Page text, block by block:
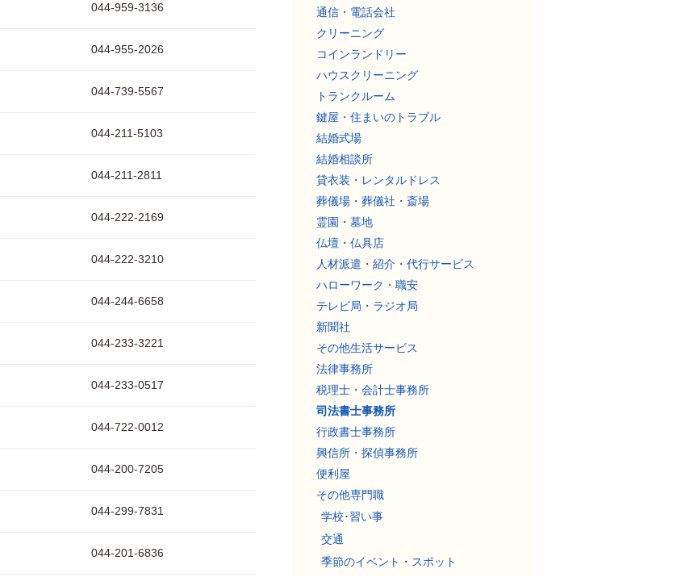
044-959-3136
044-955-2026
044-739-5567
044-211-5103
044-211-2811
044-222-2169
044-222-3210
044-244-6658
044-233-3221
044-233-0517
044-722-0012
044-200-7205
044-299-7831
044-201-6836
通信・電話会社
クリーニング
コインランドリー
ハウスクリーニング
トランクルーム
鍵屋・住まいのトラブル
結婚式場
結婚相談所
貸衣装・レンタルドレス
葬儀場・葬儀社・斎場
霊園・墓地
仏壇・仏具店
人材派遣・紹介・代行サービス
ハローワーク・職安
テレビ局・ラジオ局
新聞社
その他生活サービス
法律事務所
税理士・会計士事務所
司法書士事務所
行政書士事務所
興信所・探偵事務所
便利屋
その他専門職
学校･習い事
交通
季節のイベント・スポット